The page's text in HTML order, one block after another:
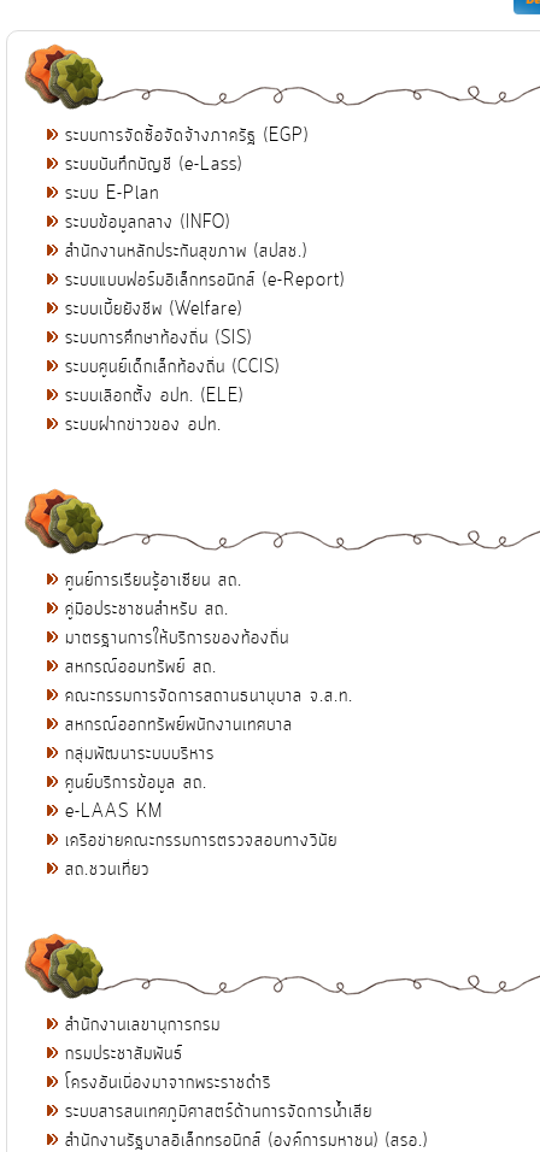
ระบบการจัดซื้อจัดจ้างภาครัฐ (EGP)
ระบบบันทึกบัญชี (e-Lass)
ระบบ E-Plan
ระบบข้อมูลกลาง (INFO)
สำนักงานหลักประกันสุขภาพ (สปสช.)
ระบบแบบฟอร์มอิเล็กทรอนิกส์ (e-Report)
ระบบเบี้ยยังชีพ (Welfare)
ระบบการศึกษาท้องถิ่น (SIS)
ระบบศูนย์เด็กเล็กท้องถิ่น (CCIS)
ระบบเลือกตั้ง อปท. (ELE)
ระบบฝากข่าวของ อปท.
ศูนย์การเรียนรู้อาเซียน สถ.
คู่มือประชาชนสำหรับ สถ.
มาตรฐานการให้บริการของท้องถิ่น
สหกรณ์ออมทรัพย์ สถ.
คณะกรรมการจัดการสถานธนานุบาล จ.ส.ท.
สหกรณ์ออกทรัพย์พนักงานเทศบาล
กลุ่มพัฒนาระบบบริหาร
ศูนย์บริการข้อมูล สถ.
e-LAAS KM
เครือข่ายคณะกรรมการตรวจสอบทางวินัย
สถ.ชวนเที่ยว
สำนักงานเลขานุการกรม
กรมประชาสัมพันธ์
โครงอันเนื่องมาจากพระราชดำริ
ระบบสารสนเทศภูมิศาสตร์ด้านการจัดการน้ำเสีย
สำนักงานรัฐบาลอิเล็กทรอนิกส์ (องค์การมหาชน) (สรอ.)